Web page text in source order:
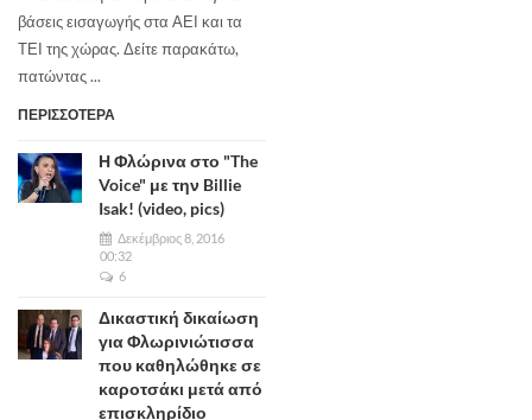
βάσεις εισαγωγής στα ΑΕΙ και τα
ΤΕΙ της χώρας. Δείτε παρακάτω,
πατώντας ...
ΠΕΡΙΣΣΟΤΕΡΑ
Η Φλώρινα στο "The
Voice" με την Billie
Isak! (video, pics)
Δεκέμβριος 8, 2016
00:32
6
Δικαστική δικαίωση
για Φλωρινιώτισσα
που καθηλώθηκε σε
καροτσάκι μετά από
επισκληρίδιο